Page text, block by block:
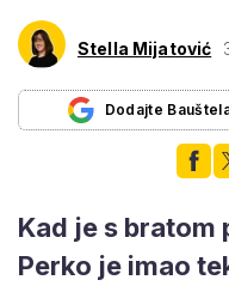
Stella Mijatović
Dodajte
Kad je s bratom
Perko je imao